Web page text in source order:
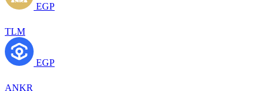
EGP
TLM
EGP
ANKR